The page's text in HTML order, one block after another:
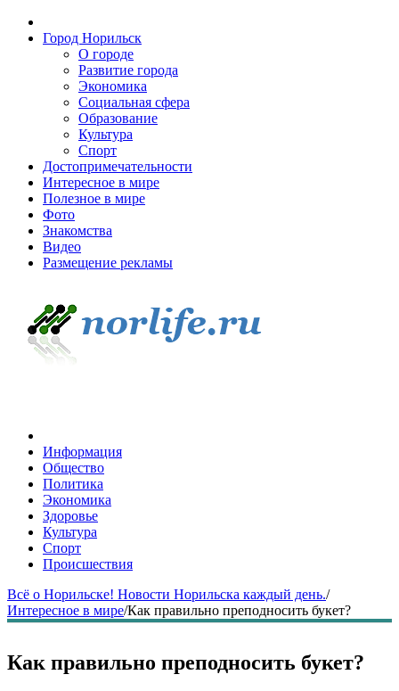
Город Норильск
О городе
Развитие города
Экономика
Социальная сфера
Образование
Культура
Спорт
Достопримечательности
Интересное в мире
Полезное в мире
Фото
Знакомства
Видео
Размещение рекламы
Информация
Общество
Политика
Экономика
Здоровье
Культура
Спорт
Происшествия
Всё о Норильске! Новости Норильска каждый день./
Интересное в мире/Как правильно преподносить букет?
Как правильно преподносить букет?